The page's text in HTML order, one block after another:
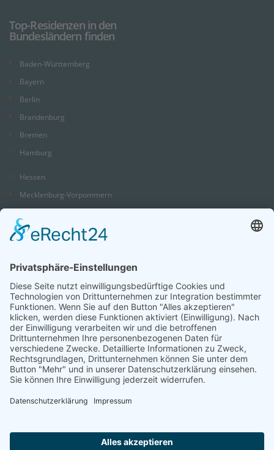
Top-Residenzen in den
Bundesländern finden
Baden-Württemberg
Bayern
Berlin
Brandenburg
Bremen
Hamburg
Hessen
Mecklenburg-Vorpommern
Nordrhein-Westfalen
Saarland
Sachsen
Sachsen-Anhalt
Schleswig-Holstein
Thüringen
Sie suchen einen Platz in einer Seniorenresidenz?